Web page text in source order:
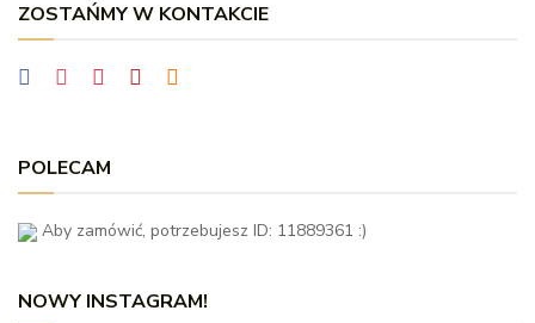
ZOSTAŃMY W KONTAKCIE
POLECAM
Aby zamówić, potrzebujesz ID: 11889361 :)
NOWY INSTAGRAM!